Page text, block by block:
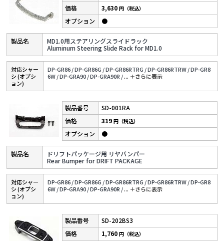
MD1.0用ステアリングスライドラック
Aluminum Steering Slide Rack for MD1.0
3,630円（税込）
●
対応シャー
シ (オプシ
ョン)
DP-GR86 /DP-GR86G /DP-GR86RTRG /DP-GR86RTRW /DP-GR8
6W /DP-GRA90 /DP-GRA90R /... ＋さらに表⽰
SD-001RA
ドリフトパッケージ用 リヤバンパー
Rear Bumper for DRIFT PACKAGE
319円（税込）
●
対応シャー
シ (オプシ
ョン)
DP-GR86 /DP-GR86G /DP-GR86RTRG /DP-GR86RTRW /DP-GR8
6W /DP-GRA90 /DP-GRA90R /... ＋さらに表⽰
SD-202BS3
1,760円（税込）